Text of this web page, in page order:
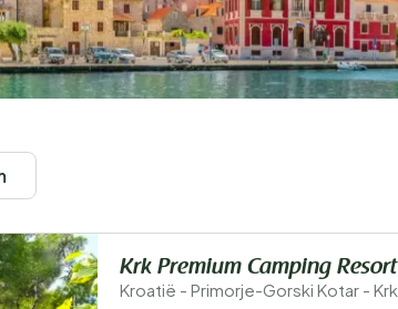
Krk Premium Camping Resort
Kroatië - Primorje-Gorski Kotar - Krk